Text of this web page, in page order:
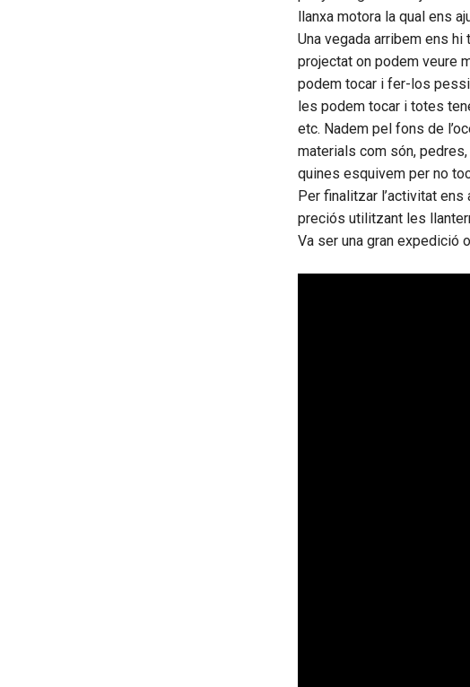
llanxa motora la qual ens
Una vegada arribem ens hi
projectat on podem veure
podem tocar i fer-los
les podem tocar i totes
etc. Nadem pel fons de
materials com són,
quines esquivem per no
Per finalitzar l’activitat
preciós utilitzant les
Va ser una gran expedició